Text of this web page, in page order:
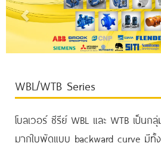
WBL/WTB Series
โบลเวอร์ ซีรีย์ WBL และ WTB เป็นกลุ่
มากใบพัดแบบ backward curve มีทั้